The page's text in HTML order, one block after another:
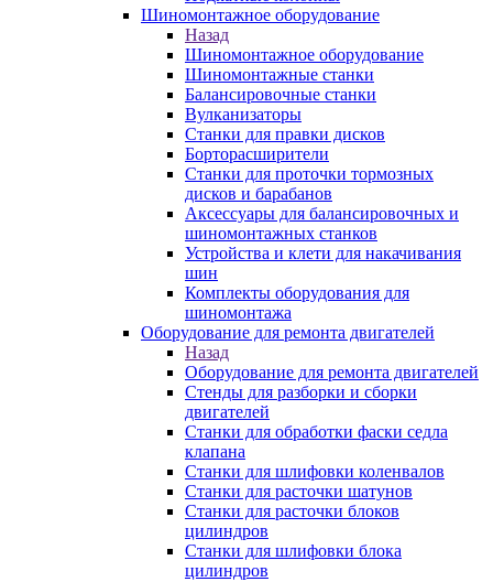
Шиномонтажное оборудование
Назад
Шиномонтажное оборудование
Шиномонтажные станки
Балансировочные станки
Вулканизаторы
Станки для правки дисков
Борторасширители
Станки для проточки тормозных
дисков и барабанов
Аксессуары для балансировочных и
шиномонтажных станков
Устройства и клети для накачивания
шин
Комплекты оборудования для
шиномонтажа
Оборудование для ремонта двигателей
Назад
Оборудование для ремонта двигателей
Стенды для разборки и сборки
двигателей
Станки для обработки фаски седла
клапана
Станки для шлифовки коленвалов
Станки для расточки шатунов
Станки для расточки блоков
цилиндров
Станки для шлифовки блока
цилиндров